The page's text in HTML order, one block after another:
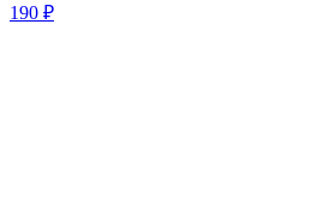
190 ₽